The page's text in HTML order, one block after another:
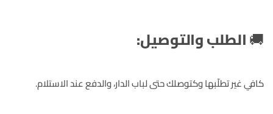
🚚الطلب والتوصيل:
كافي غير تطلّبها وكتوصلك حتى لباب الدار، والدفع عند الاستلام.